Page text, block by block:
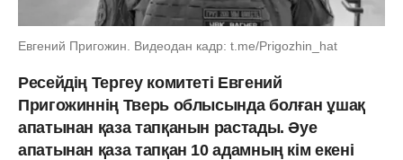
Евгений Пригожин. Видеодан кадр: t.me/Prigozhin_hat
Ресейдің Тергеу комитеті Евгений
Пригожиннің Тверь облысында болған ұшақ
апатынан қаза тапқанын растады. Әуе
апатынан қаза тапқан 10 адамның кім екені